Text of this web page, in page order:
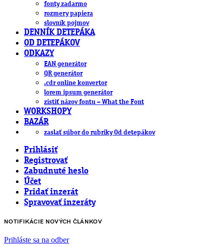
fonty zadarmo
rozmery papiera
slovník pojmov
DENNÍK DETEPÁKA
OD DETEPÁKOV
ODKAZY
EAN generátor
QR generátor
.cdr online konvertor
lorem ipsum generátor
zistiť názov fontu – What the Font
WORKSHOPY
BAZÁR
zaslať súbor do rubriky Od detepákov
Prihlásiť
Registrovať
Zabudnuté heslo
Účet
Pridať inzerát
Spravovať inzeráty
NOTIFIKÁCIE NOVÝCH ČLÁNKOV
Prihláste sa na odber